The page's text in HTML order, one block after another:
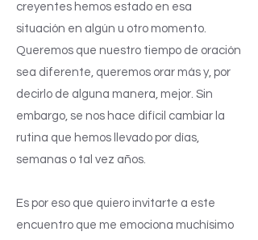
creyentes hemos estado en esa
situación en algún u otro momento.
Queremos que nuestro tiempo de oración
sea diferente, queremos orar más y, por
decirlo de alguna manera, mejor. Sin
embargo, se nos hace difícil cambiar la
rutina que hemos llevado por días,
semanas o tal vez años.
Es por eso que quiero invitarte a este
encuentro que me emociona muchísimo